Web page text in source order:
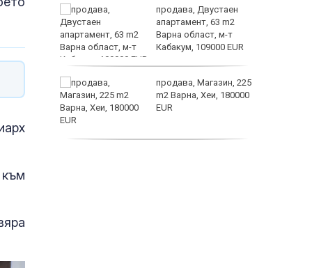
се
продава, Двустаен
апартамент, 63 m2
Варна област, м-т
Кабакум, 109000 EUR
продава, Магазин, 225
m2 Варна, Хеи, 180000
EUR